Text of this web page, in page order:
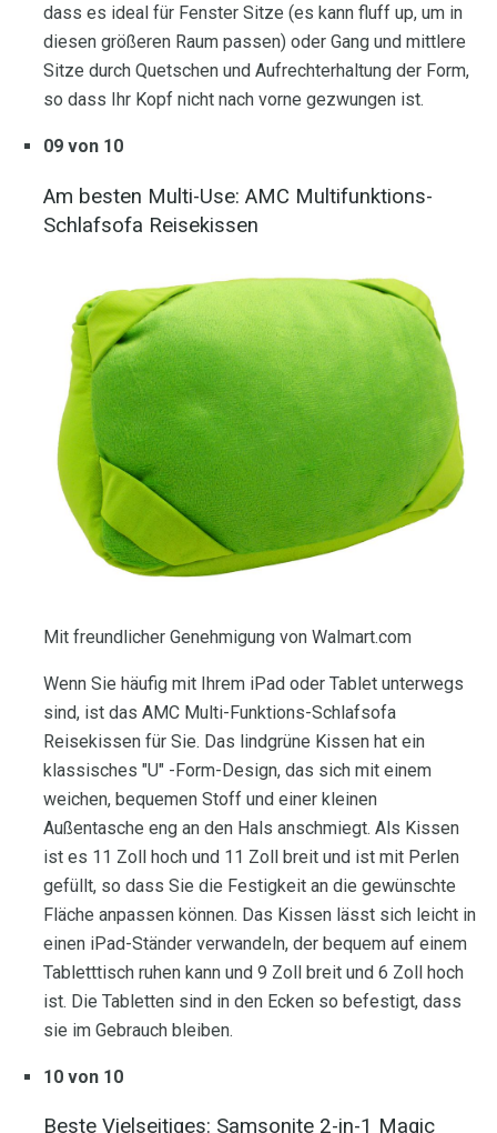
dass es ideal für Fenster Sitze (es kann fluff up, um in
diesen größeren Raum passen) oder Gang und mittlere
Sitze durch Quetschen und Aufrechterhaltung der Form,
so dass Ihr Kopf nicht nach vorne gezwungen ist.
09 von 10
Am besten Multi-Use: AMC Multifunktions-
Schlafsofa Reisekissen
Mit freundlicher Genehmigung von Walmart.com
Wenn Sie häufig mit Ihrem iPad oder Tablet unterwegs
sind, ist das AMC Multi-Funktions-Schlafsofa
Reisekissen für Sie. Das lindgrüne Kissen hat ein
klassisches "U" -Form-Design, das sich mit einem
weichen, bequemen Stoff und einer kleinen
Außentasche eng an den Hals anschmiegt. Als Kissen
ist es 11 Zoll hoch und 11 Zoll breit und ist mit Perlen
gefüllt, so dass Sie die Festigkeit an die gewünschte
Fläche anpassen können. Das Kissen lässt sich leicht in
einen iPad-Ständer verwandeln, der bequem auf einem
Tabletttisch ruhen kann und 9 Zoll breit und 6 Zoll hoch
ist. Die Tabletten sind in den Ecken so befestigt, dass
sie im Gebrauch bleiben.
10 von 10
Beste Vielseitiges: Samsonite 2-in-1 Magic